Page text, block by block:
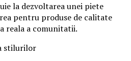
la dezvoltarea unei piete
pentru produse de calitate
reala a comunitatii.
stilurilor